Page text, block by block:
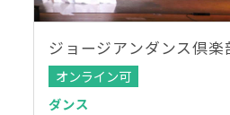
ジョージアンダンス倶楽
オンライン可
ダンス